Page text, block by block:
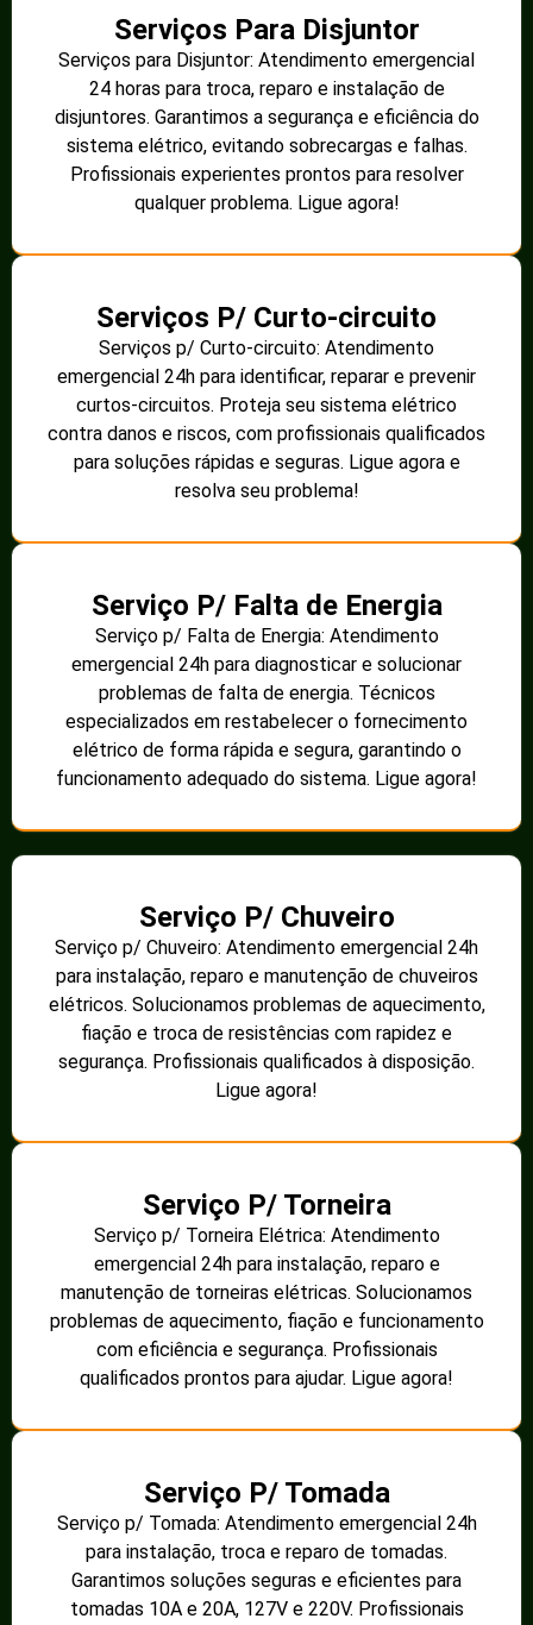
Serviços Para Disjuntor
Serviços para Disjuntor: Atendimento emergencial
24 horas para troca, reparo e instalação de
disjuntores. Garantimos a segurança e eficiência do
sistema elétrico, evitando sobrecargas e falhas.
Profissionais experientes prontos para resolver
qualquer problema. Ligue agora!
Serviços P/ Curto-circuito
Serviços p/ Curto-circuito: Atendimento
emergencial 24h para identificar, reparar e prevenir
curtos-circuitos. Proteja seu sistema elétrico
contra danos e riscos, com profissionais qualificados
para soluções rápidas e seguras. Ligue agora e
resolva seu problema!
Serviço P/ Falta de Energia
Serviço p/ Falta de Energia: Atendimento
emergencial 24h para diagnosticar e solucionar
problemas de falta de energia. Técnicos
especializados em restabelecer o fornecimento
elétrico de forma rápida e segura, garantindo o
funcionamento adequado do sistema. Ligue agora!
Serviço P/ Chuveiro
Serviço p/ Chuveiro: Atendimento emergencial 24h
para instalação, reparo e manutenção de chuveiros
elétricos. Solucionamos problemas de aquecimento,
fiação e troca de resistências com rapidez e
segurança. Profissionais qualificados à disposição.
Ligue agora!
Serviço P/ Torneira
Serviço p/ Torneira Elétrica: Atendimento
emergencial 24h para instalação, reparo e
manutenção de torneiras elétricas. Solucionamos
problemas de aquecimento, fiação e funcionamento
com eficiência e segurança. Profissionais
qualificados prontos para ajudar. Ligue agora!
Serviço P/ Tomada
Serviço p/ Tomada: Atendimento emergencial 24h
para instalação, troca e reparo de tomadas.
Garantimos soluções seguras e eficientes para
tomadas 10A e 20A, 127V e 220V. Profissionais